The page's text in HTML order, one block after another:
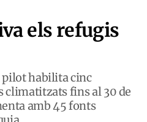
els refugis
pilot habilita cinc
climatitzats fins al 30 de
amb 45 fonts